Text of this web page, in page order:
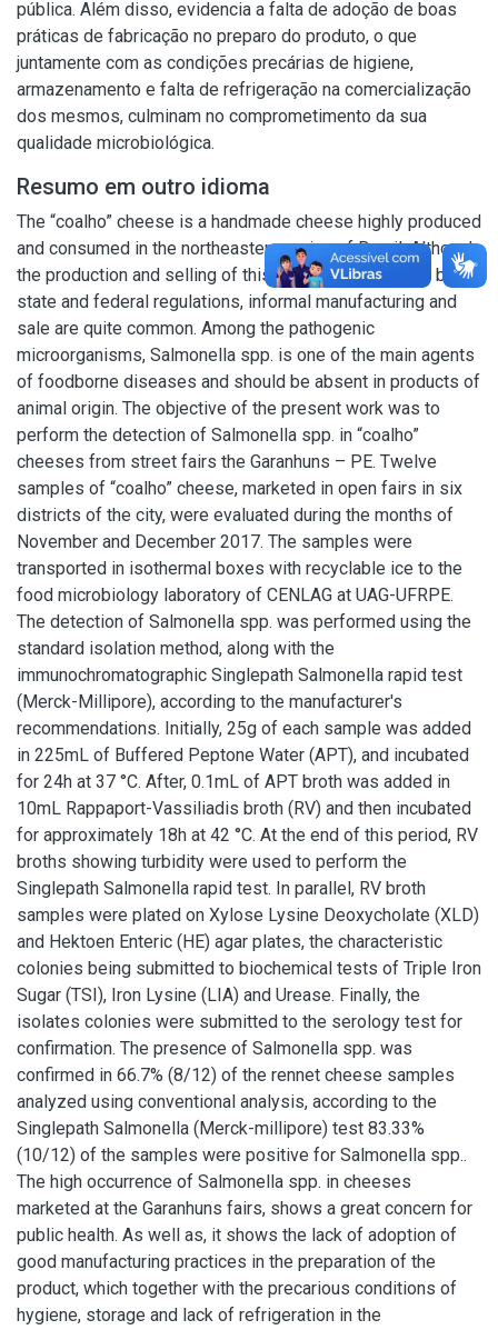
pública. Além disso, evidencia a falta de adoção de boas
práticas de fabricação no preparo do produto, o que
juntamente com as condições precárias de higiene,
armazenamento e falta de refrigeração na comercialização
dos mesmos, culminam no comprometimento da sua
qualidade microbiológica.
Resumo em outro idioma
The “coalho” cheese is a handmade cheese highly produced
and consumed in the northeastern region of Brazil. Although
the production and selling of this product is regulated by
state and federal regulations, informal manufacturing and
sale are quite common. Among the pathogenic
microorganisms, Salmonella spp. is one of the main agents
of foodborne diseases and should be absent in products of
animal origin. The objective of the present work was to
perform the detection of Salmonella spp. in “coalho”
cheeses from street fairs the Garanhuns – PE. Twelve
samples of “coalho” cheese, marketed in open fairs in six
districts of the city, were evaluated during the months of
November and December 2017. The samples were
transported in isothermal boxes with recyclable ice to the
food microbiology laboratory of CENLAG at UAG-UFRPE.
The detection of Salmonella spp. was performed using the
standard isolation method, along with the
immunochromatographic Singlepath Salmonella rapid test
(Merck-Millipore), according to the manufacturer's
recommendations. Initially, 25g of each sample was added
in 225mL of Buffered Peptone Water (APT), and incubated
for 24h at 37 °C. After, 0.1mL of APT broth was added in
10mL Rappaport-Vassiliadis broth (RV) and then incubated
for approximately 18h at 42 °C. At the end of this period, RV
broths showing turbidity were used to perform the
Singlepath Salmonella rapid test. In parallel, RV broth
samples were plated on Xylose Lysine Deoxycholate (XLD)
and Hektoen Enteric (HE) agar plates, the characteristic
colonies being submitted to biochemical tests of Triple Iron
Sugar (TSI), Iron Lysine (LIA) and Urease. Finally, the
isolates colonies were submitted to the serology test for
confirmation. The presence of Salmonella spp. was
confirmed in 66.7% (8/12) of the rennet cheese samples
analyzed using conventional analysis, according to the
Singlepath Salmonella (Merck-millipore) test 83.33%
(10/12) of the samples were positive for Salmonella spp..
The high occurrence of Salmonella spp. in cheeses
marketed at the Garanhuns fairs, shows a great concern for
public health. As well as, it shows the lack of adoption of
good manufacturing practices in the preparation of the
product, which together with the precarious conditions of
hygiene, storage and lack of refrigeration in the